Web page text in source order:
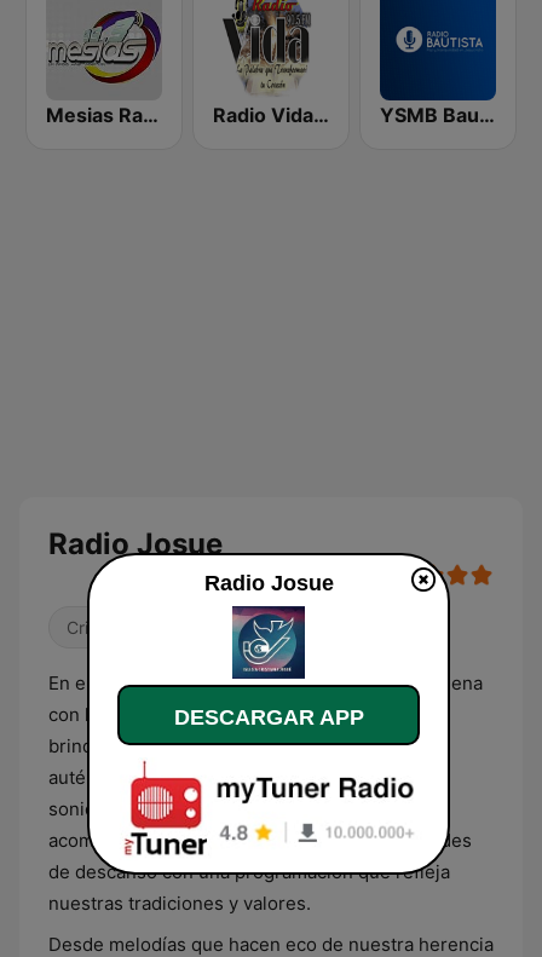
Mesias Radio 99.3 FM Radio Vida 90.5 FM El Salvador YSMB Bautista 89.7 FM
Radio Josue
Cristiana
En el corazón de El Salvador,Radio Josueresuena
con la identidad cultural de nuestra tierra,
brindando a los oyentes una experiencia radial
auténtica. Esta emisora se ha convertido en el
sonido de fondo de nuestros hogares,
acompañando las mañanas de trabajo y las tardes
de descanso con una programación que refleja
nuestras tradiciones y valores.
Desde melodías que hacen eco de nuestra herencia
Radio Josue
DESCARGAR APP